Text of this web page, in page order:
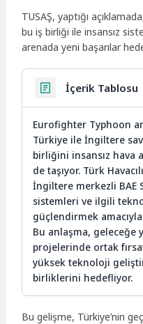
TUSAŞ, yaptığı
bu iş birliği ile insansız
arenada yeni başarılar
İçerik Tablosu
Eurofighter Typhoon
Türkiye ile İngiltere
birliğini insansız hava
de taşıyor. Türk
İngiltere merkezli BAE
sistemleri ve ilgili
güçlendirmek
Bu anlaşma, geleceğe
projelerinde ortak
yüksek teknoloji
birliklerini hedefliyor.
Bu gelişme, Türkiye’nin